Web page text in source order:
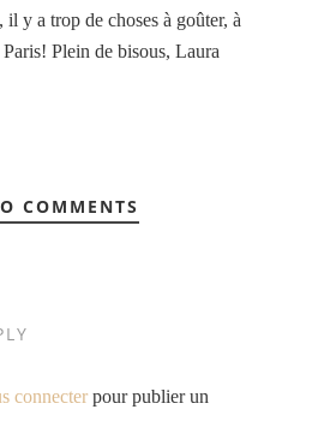
il y a trop de choses à goûter, à
Plein de bisous, Laura
COMMENTS
connecter pour publier un